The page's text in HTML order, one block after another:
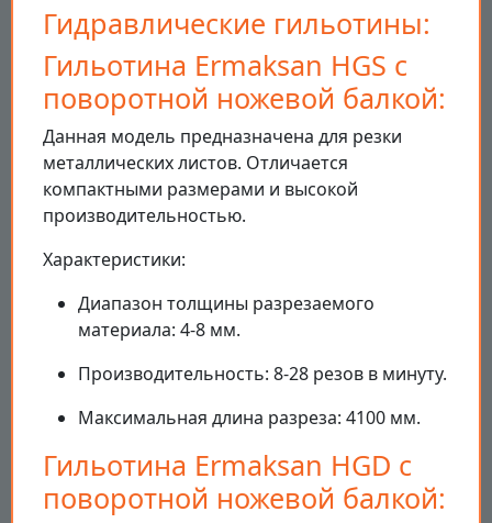
Гидравлические гильотины:
Гильотина Ermaksan HGS с
поворотной ножевой балкой:
Данная модель предназначена для резки
металлических листов. Отличается
компактными размерами и высокой
производительностью.
Характеристики:
Диапазон толщины разрезаемого
материала: 4-8 мм.
Производительность: 8-28 резов в минуту.
Максимальная длина разреза: 4100 мм.
Гильотина Ermaksan HGD с
поворотной ножевой балкой: